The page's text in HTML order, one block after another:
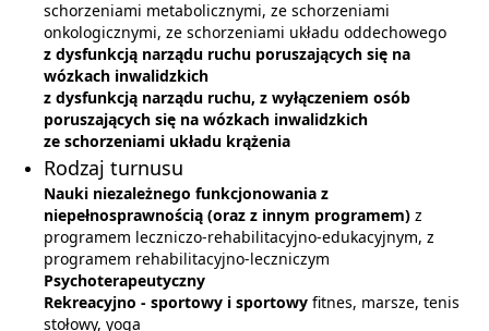
schorzeniami metabolicznymi, ze schorzeniami
onkologicznymi, ze schorzeniami układu oddechowego
z dysfunkcją narządu ruchu poruszających się na
wózkach inwalidzkich
z dysfunkcją narządu ruchu, z wyłączeniem osób
poruszających się na wózkach inwalidzkich
ze schorzeniami układu krążenia
Rodzaj turnusu
Nauki niezależnego funkcjonowania z
niepełnosprawnością (oraz z innym programem) z
programem leczniczo-rehabilitacyjno-edukacyjnym, z
programem rehabilitacyjno-leczniczym
Psychoterapeutyczny
Rekreacyjno - sportowy i sportowy fitnes, marsze, tenis
stołowy, yoga